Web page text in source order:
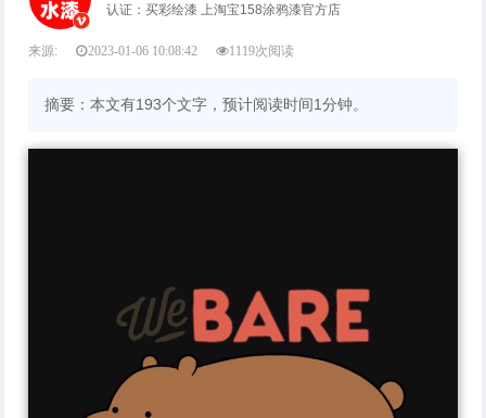
认证：买彩绘漆 上淘宝158涂鸦漆官方店
来源: 2023-01-06 10:08:42 1119次阅读
摘要：本文有193个文字，预计阅读时间1分钟。